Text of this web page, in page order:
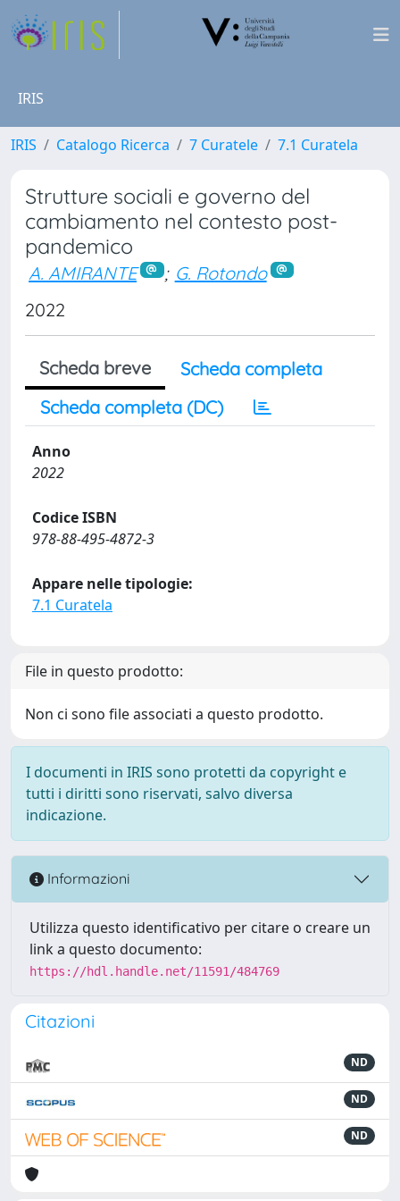
IRIS
IRIS Catalogo Ricerca 7 Curatele 7.1 Curatela
Strutture sociali e governo del
cambiamento nel contesto post-
pandemico
A. AMIRANTE ; G. Rotondo
2022
Scheda breve
Scheda completa
Scheda completa (DC)
Anno
2022
Codice ISBN
978-88-495-4872-3
Appare nelle tipologie:
7.1 Curatela
File in questo prodotto:
Non ci sono file associati a questo prodotto.
I documenti in IRIS sono protetti da copyright e
tutti i diritti sono riservati, salvo diversa
indicazione.
Informazioni
Utilizza questo identificativo per citare o creare un
link a questo documento:
https://hdl.handle.net/11591/484769
Citazioni
ND
ND
ND